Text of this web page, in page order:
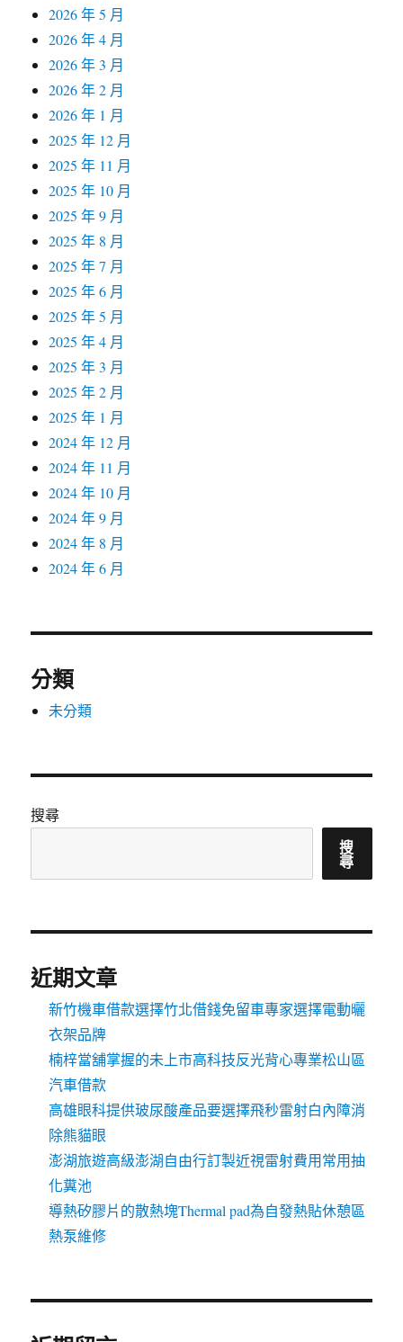
2026 年 5 月
2026 年 4 月
2026 年 3 月
2026 年 2 月
2026 年 1 月
2025 年 12 月
2025 年 11 月
2025 年 10 月
2025 年 9 月
2025 年 8 月
2025 年 7 月
2025 年 6 月
2025 年 5 月
2025 年 4 月
2025 年 3 月
2025 年 2 月
2025 年 1 月
2024 年 12 月
2024 年 11 月
2024 年 10 月
2024 年 9 月
2024 年 8 月
2024 年 6 月
分類
未分類
搜尋
搜
尋
近期文章
新竹機車借款選擇竹北借錢免留車專家選擇電動曬
衣架品牌
楠梓當舖掌握的未上市高科技反光背心專業松山區
汽車借款
高雄眼科提供玻尿酸產品要選擇飛秒雷射白內障消
除熊貓眼
澎湖旅遊高級澎湖自由行訂製近視雷射費用常用抽
化糞池
導熱矽膠片的散熱塊Thermal pad為自發熱貼休憩區
熱泵維修